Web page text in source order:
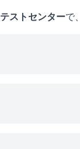
テストセンターで、